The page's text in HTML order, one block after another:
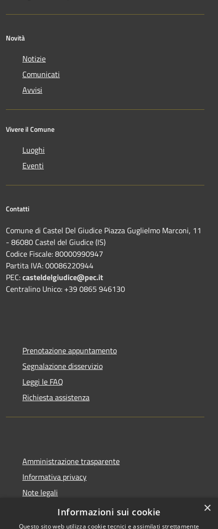
Novità
Notizie
Comunicati
Avvisi
Vivere il Comune
Luoghi
Eventi
Contatti
Comune di Castel Del Giudice Piazza Guglielmo Marconi, 11
- 86080 Castel del Giudice (IS)
Codice Fiscale: 80000990947
Partita IVA: 00086220944
PEC:casteldelgiudice@pec.it
Centralino Unico: +39 0865 946130
Prenotazione appuntamento
Segnalazione disservizio
Leggi le FAQ
Richiesta assistenza
Amministrazione trasparente
Informativa privacy
Note legali
Dichiarazione di accessibilità
×
Informazioni sui cookie
Questo sito web utilizza cookie tecnici e assimilati strettamente